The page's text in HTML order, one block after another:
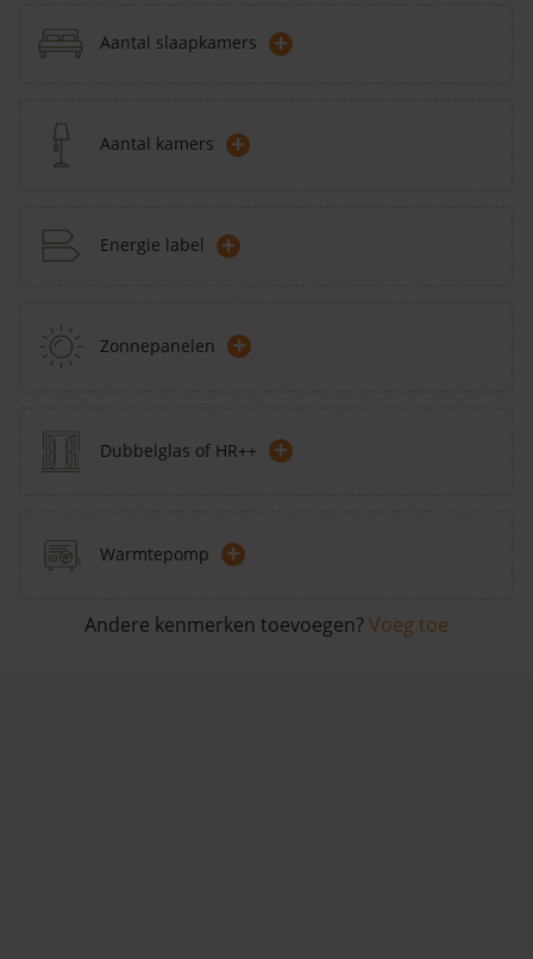
Aantal slaapkamers +
Aantal kamers +
Energie label +
Zonnepanelen +
Dubbelglas of HR++ +
Warmtepomp +
Andere kenmerken toevoegen? Voeg toe